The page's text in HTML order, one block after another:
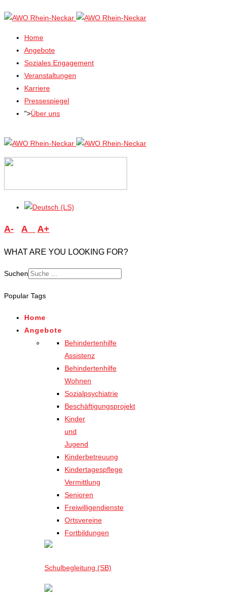
Home
Angebote
Soziales Engagement
Veranstaltungen
Karriere
Pressespiegel
">Über uns
A- A A+
WHAT ARE YOU LOOKING FOR?
Suchen
Popular Tags
Home
Angebote
Behindertenhilfe
Assistenz
Behindertenhilfe
Wohnen
Sozialpsychiatrie
Beschäftigungsprojekt
Kinder
und
Jugend
Kinderbetreuung
Kindertagespflege
Vermittlung
Senioren
Freiwilligendienste
Ortsvereine
Fortbildungen
Schulbegleitung (SB)